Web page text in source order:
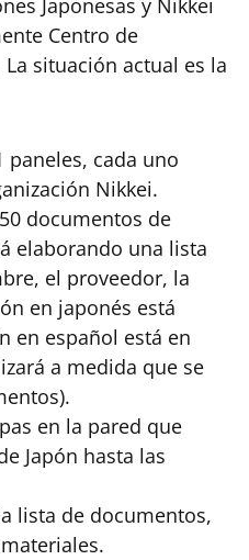
Japonesas y Nikkei
Centro de
situación actual es la
paneles, cada uno
Nikkei.
documentos de
elaborando una lista
el proveedor, la
en japonés está
en español está en
a medida que se
en la pared que
Japón hasta las
lista de documentos,